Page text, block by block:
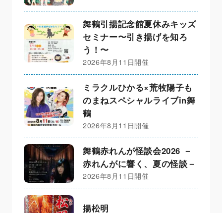
舞鶴引揚記念館夏休みキッズ
セミナー〜引き揚げを知ろ
う！〜
2026年8月11日開催
ミラクルひかる×荒牧陽子も
のまねスペシャルライブin舞
鶴
2026年8月11日開催
舞鶴赤れんが怪談会2026 －
赤れんがに響く、夏の怪談－
2026年8月11日開催
揚松明